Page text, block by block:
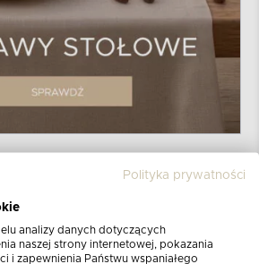
Polityka prywatności
analizy danych dotyczących
naszej strony internetowej, pokazania
i zapewnienia Państwu wspaniałego